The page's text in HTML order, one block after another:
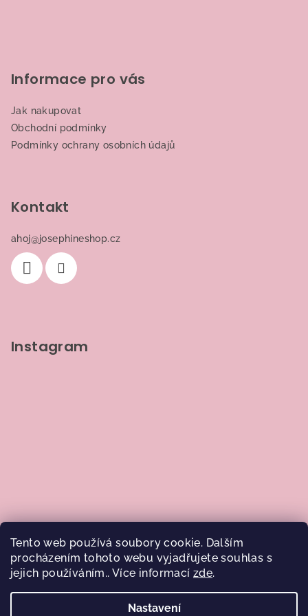
Tento web používá soubory cookie. Dalším
procházením tohoto webu vyjadřujete souhlas s
jejich používáním.. Více informací zde.
Nastavení
Informace pro vás
Jak nakupovat
Obchodní podmínky
Podmínky ochrany osobních údajů
Kontakt
ahoj@josephineshop.cz
Instagram
Sledovat na Instagramu